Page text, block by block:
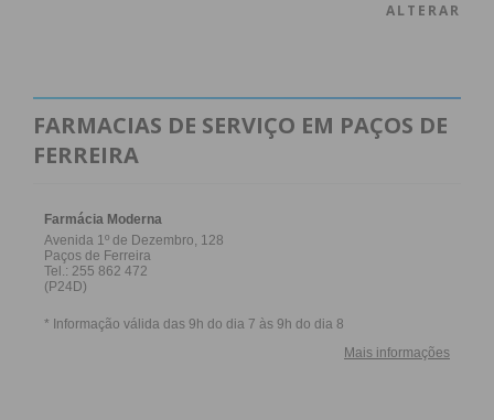
ALTERAR
FARMACIAS DE SERVIÇO EM PAÇOS DE
FERREIRA